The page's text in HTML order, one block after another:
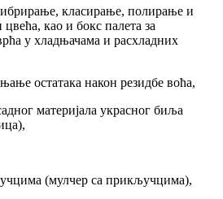
класирање, полирање и
као и бокс палета за
у хладњачама и расхладних
остатака након резидбе воћа,
материјала украсног биља
(мулчер са прикључцима),